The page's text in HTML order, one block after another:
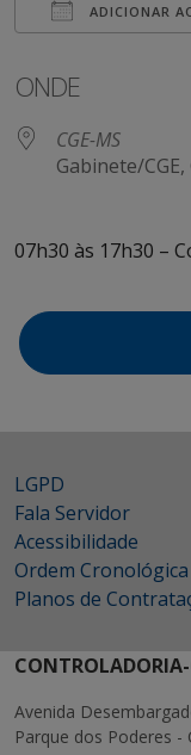
ADICIONAR
ONDE
CGE-MS
Gabinete/
07h30 às 17h30 –
LGPD
Fala Servidor
Acessibilidade
Ordem
Planos de
Avenida
Parque dos Poderes